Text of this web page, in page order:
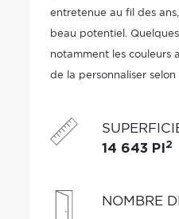
entretenue au fil des
beau potentiel.
notamment les couleurs
de la personnaliser
d'un environnement
14 643 PI 2
NOMBRE